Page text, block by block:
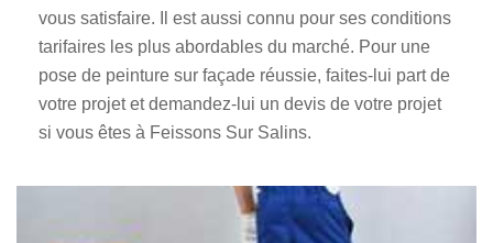
vous satisfaire. Il est aussi connu pour ses conditions
tarifaires les plus abordables du marché. Pour une
pose de peinture sur façade réussie, faites-lui part de
votre projet et demandez-lui un devis de votre projet
si vous êtes à Feissons Sur Salins.